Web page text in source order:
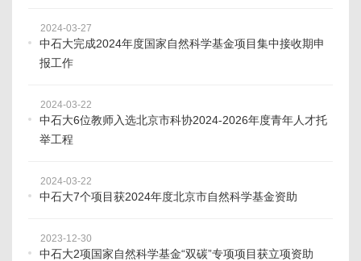
2024-03-27
中石大完成2024年度国家自然科学基金项目集中接收期申
报工作
2024-03-22
中石大6位教师入选北京市科协2024-2026年度青年人才托
举工程
2024-03-22
中石大7个项目获2024年度北京市自然科学基金资助
2023-12-30
中石大2项国家自然科学基金“双碳”专项项目获立项资助